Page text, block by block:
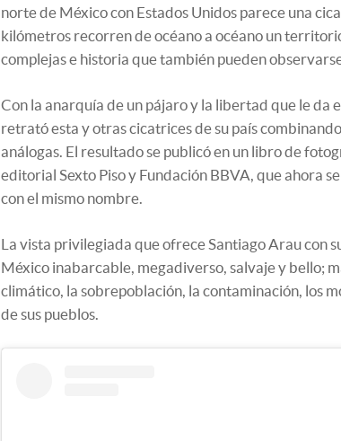
norte de México con Estados Unidos parece una
kilómetros recorren de océano a océano un
complejas e historia que también pueden
Con la anarquía de un pájaro y la libertad que le da
retrató esta y otras cicatrices de su país
análogas. El resultado se publicó en un libro de
editorial Sexto Piso y Fundación BBVA, que ahora
con el mismo nombre.
La vista privilegiada que ofrece Santiago Arau con
México inabarcable, megadiverso, salvaje y bello;
climático, la sobrepoblación, la contaminación, los
de sus pueblos.